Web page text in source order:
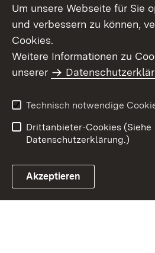
Benutzungshinweise
Um unsere Webseite für Sie
und verbessern zu können,
Cookies.
Weitere Informationen zu
unserer
Technisch notwendige
Drittanbieter-Cookies (Siehe
Datenschutzerklärung.)
Akzeptieren